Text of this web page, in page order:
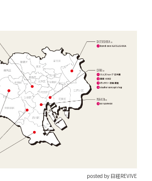
posted by 日経REVIVE